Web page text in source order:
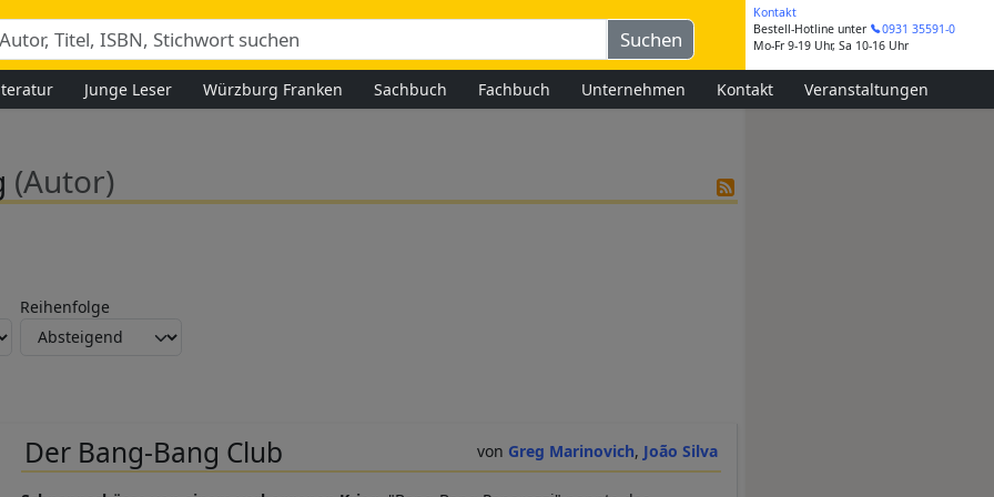
Kontakt
Bestell-Hotline unter
0931 35591-0
Mo-Fr 9-19 Uhr, Sa 10-16 Uhr
Junge Leser Würzburg Franken Sachbuch Fachbuch Unternehmen Kontakt Veranstaltungen
(Autor)
Reihenfolge
Greg Marinovich João Silva
Der Bang-Bang Club